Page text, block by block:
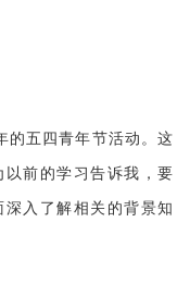
的五四青年节活动。这
前的学习告诉我，要
入了解相关的背景知